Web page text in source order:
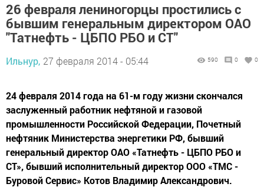
26 февраля лениногорцы простились с
бывшим генеральным директором ОАО
"Татнефть - ЦБПО РБО и СТ"
Ильнур, 27 февраля 2014 - 05:44 590 0 0
24 февраля 2014 года на 61-м году жизни скончался
заслуженный работник нефтяной и газовой
промышленности Российской Федерации, Почетный
нефтяник Министерства энергетики РФ, бывший
генеральный директор ОАО «Татнефть - ЦБПО РБО и
СТ», бывший исполнительный директор ООО «ТМС -
Буровой Сервис» Котов Владимир Александрович.